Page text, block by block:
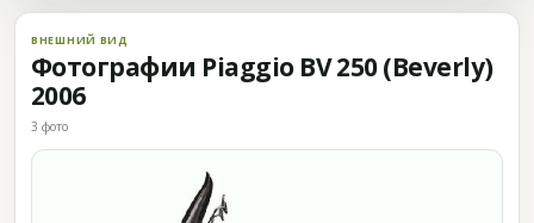
ВНЕШНИЙ ВИД
Фотографии Piaggio BV 250 (Beverly)
2006
3 фото